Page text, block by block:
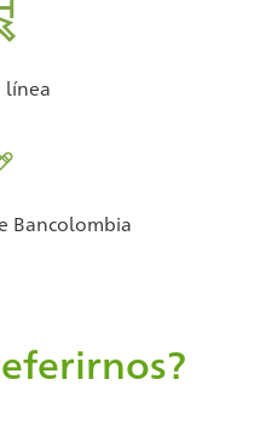
línea
Bancolombia